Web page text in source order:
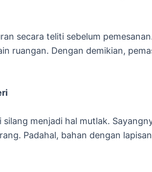
secara teliti sebelum
ruangan. Dengan demikian,
menjadi hal mutlak.
Padahal, bahan dengan